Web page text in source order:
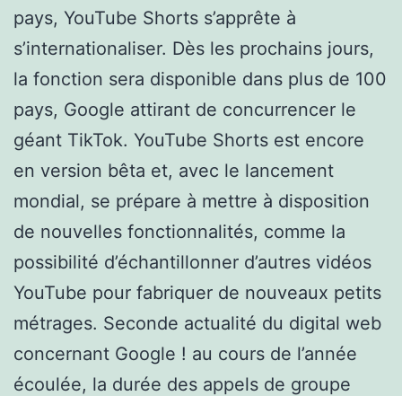
pays, YouTube Shorts s’apprête à
s’internationaliser. Dès les prochains jours,
la fonction sera disponible dans plus de 100
pays, Google attirant de concurrencer le
géant TikTok. YouTube Shorts est encore
en version bêta et, avec le lancement
mondial, se prépare à mettre à disposition
de nouvelles fonctionnalités, comme la
possibilité d’échantillonner d’autres vidéos
YouTube pour fabriquer de nouveaux petits
métrages. Seconde actualité du digital web
concernant Google ! au cours de l’année
écoulée, la durée des appels de groupe